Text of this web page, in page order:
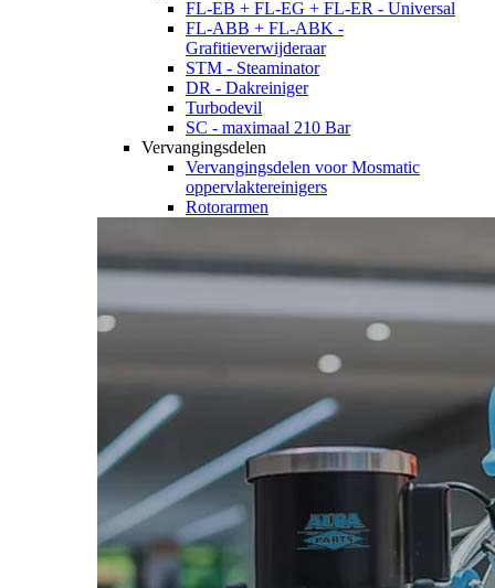
FL-EB + FL-EG + FL-ER - Universal
FL-ABB + FL-ABK -
Grafitieverwijderaar
STM - Steaminator
DR - Dakreiniger
Turbodevil
SC - maximaal 210 Bar
Vervangingsdelen
Vervangingsdelen voor Mosmatic
oppervlaktereinigers
Rotorarmen